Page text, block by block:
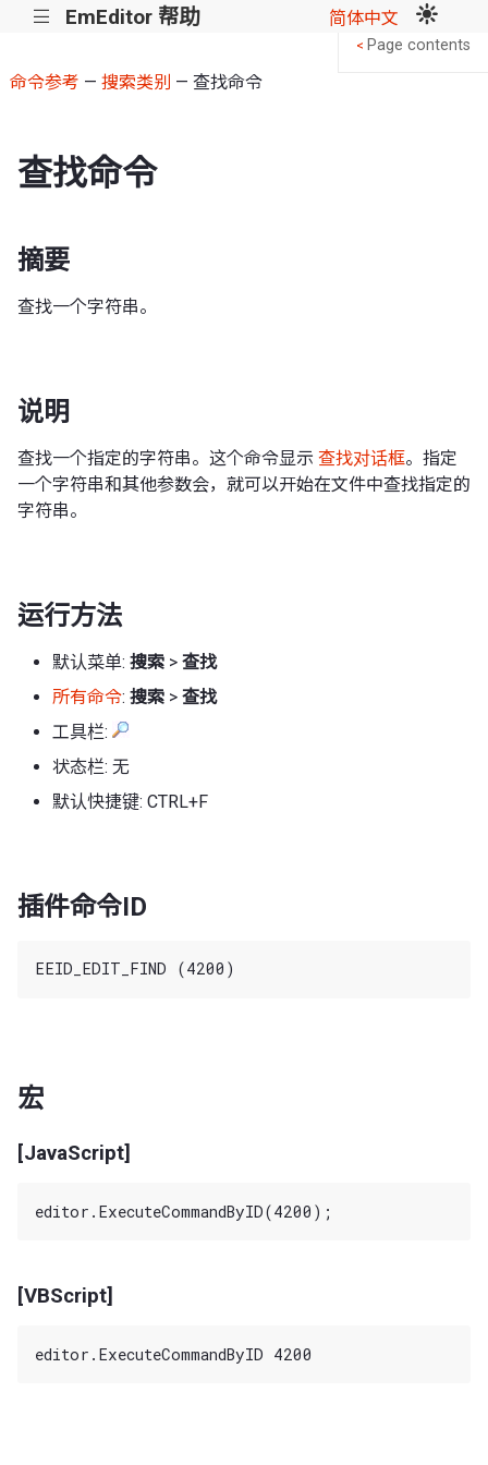
||| EmEditor 帮助 简体中文
命令参考 — 搜索类别 — 查找命令
查找命令
摘要
查找一个字符串。
说明
查找一个指定的字符串。这个命令显示 查找对话框。指定
一个字符串和其他参数会，就可以开始在文件中查找指定的
字符串。
运行方法
默认菜单: 搜索 > 查找
所有命令: 搜索 > 查找
工具栏:
状态栏: 无
默认快捷键: CTRL+F
插件命令ID
宏
[JavaScript]
[VBScript]
< Page contents